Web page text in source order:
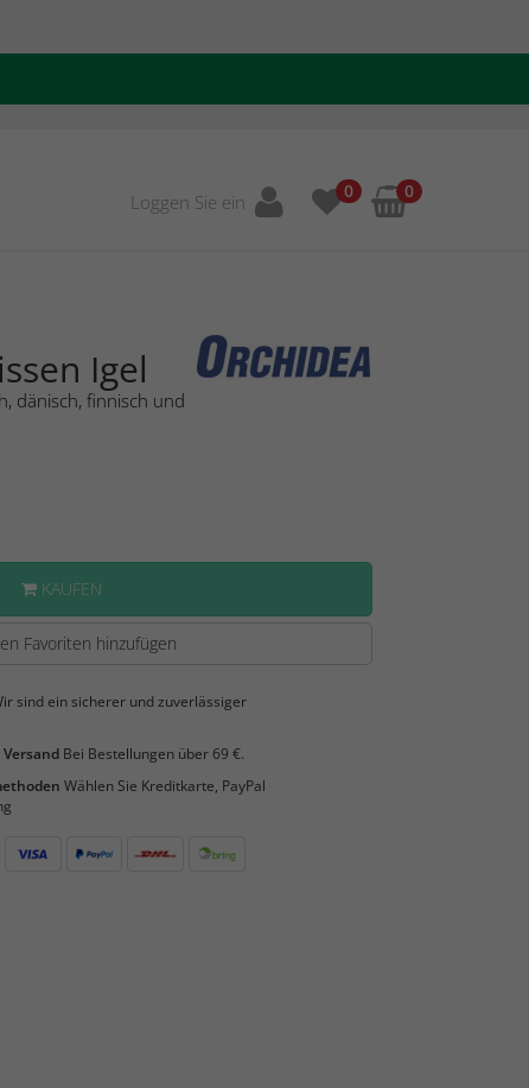
Loggen Sie ein 0 0
Igel
dänisch, finnisch und
KAUFEN
Favoriten hinzufügen
sind ein sicherer und zuverlässiger
Bei Bestellungen über 69 €.
Wählen Sie Kreditkarte, PayPal